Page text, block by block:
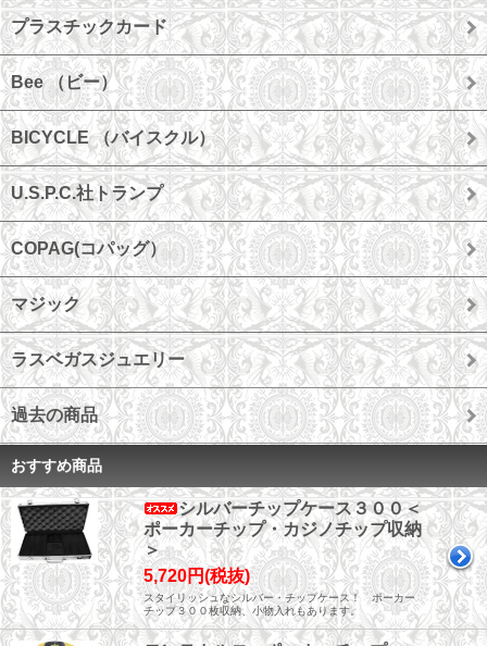
プラスチックカード
Bee （ビー）
BICYCLE （バイスクル）
U.S.P.C.社トランプ
COPAG(コパッグ）
マジック
ラスベガスジュエリー
過去の商品
おすすめ商品
シルバーチップケース３００＜
ポーカーチップ・カジノチップ収納
＞
5,720円(税抜)
スタイリッシュなシルバー・チップケース！ ポーカー
チップ３００枚収納、小物入れもあります。